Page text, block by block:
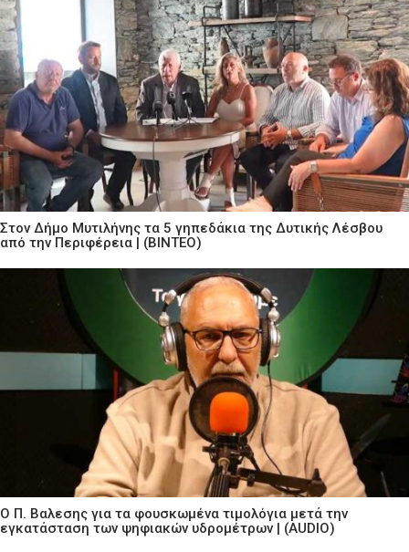
Στον Δήμο Μυτιλήνης τα 5 γηπεδάκια της Δυτικής Λέσβου
από την Περιφέρεια | (ΒΙΝΤΕΟ)
Ο Π. Βαλεσης για τα φουσκωμένα τιμολόγια μετά την
εγκατάσταση των ψηφιακών υδρομέτρων | (AUDIO)